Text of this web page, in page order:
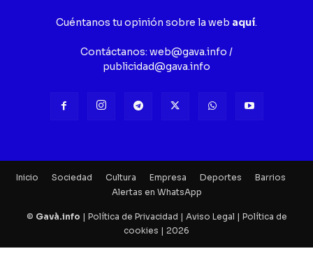
Cuéntanos tu opinión sobre la web aquí.
Contáctanos: web@gava.info /
publicidad@gava.info
Inicio Sociedad Cultura Empresa Deportes
Barrios
Alertas en WhatsApp
© Gavà.info | Política de Privacidad | Aviso Legal | Política de
cookies | 2026